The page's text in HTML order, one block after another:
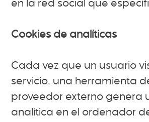
en la red social que
Cookies de analíticas
Cada vez que un usuario
servicio, una herramienta
proveedor externo genera
analítica en el ordenador